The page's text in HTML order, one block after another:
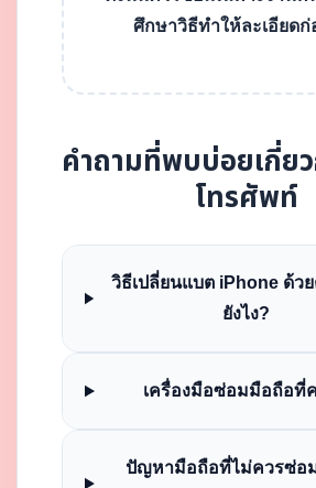
ศึกษาวิธีทำให้ละเอียดก่
คำถามที่พบบ่อยเกี่ย
โทรศัพท์
วิธีเปลี่ยนแบต iPhone ด้วย
ยังไง?
เครื่องมือซ่อมมือถือที่
ปัญหามือถือที่ไม่ควรซ่อม